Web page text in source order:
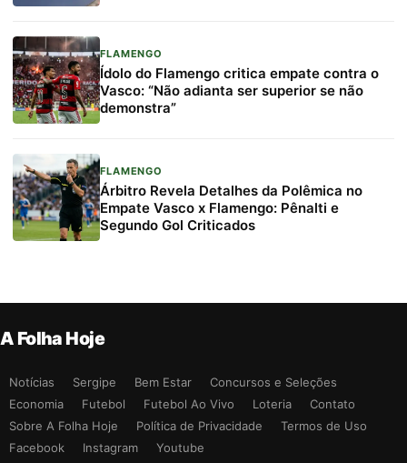
FLAMENGO
Ídolo do Flamengo critica empate contra o
Vasco: “Não adianta ser superior se não
demonstra”
FLAMENGO
Árbitro Revela Detalhes da Polêmica no
Empate Vasco x Flamengo: Pênalti e
Segundo Gol Criticados
A Folha Hoje
Notícias Sergipe Bem Estar
Concursos e Seleções
Economia
Futebol Futebol Ao Vivo Loteria
Contato
Sobre A Folha Hoje
Política de Privacidade
Termos de Uso
Facebook
Instagram Youtube